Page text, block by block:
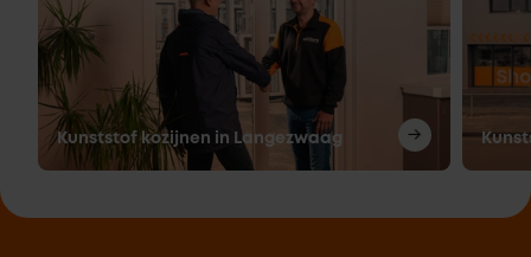
Kunststof kozijnen in Langezwaag